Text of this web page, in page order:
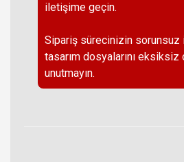
iletişime geçin.
Sipariş sürecinizin
tasarım dosyalarını eksiksiz
unutmayın.